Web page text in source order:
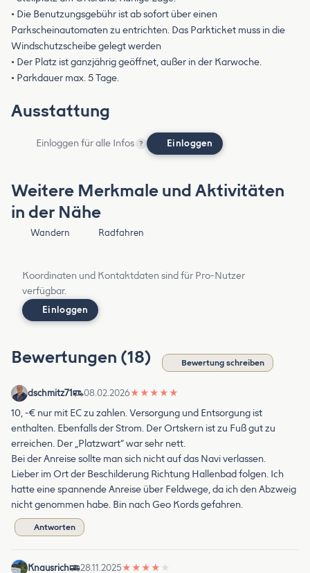
• Die Benutzungsgebühr ist ab sofort über einen
Parkscheinautomaten zu entrichten. Das Parkticket muss in die
Windschutzscheibe gelegt werden
• Der Platz ist ganzjährig geöffnet, außer in der Karwoche.
• Parkdauer max. 5 Tage.
Ausstattung
Einloggen für alle Infos ? Einloggen
Weitere Merkmale und Aktivitäten
in der Nähe
Wandern Radfahren
Koordinaten und Kontaktdaten sind für Pro-Nutzer
verfügbar.
Einloggen
Bewertungen (18) Bewertung schreiben
dschmitz71 08.02.2026★ ★ ★ ★ ★
10, -€ nur mit EC zu zahlen. Versorgung und Entsorgung ist
enthalten. Ebenfalls der Strom. Der Ortskern ist zu Fuß gut zu
erreichen. Der „Platzwart“ war sehr nett.
Bei der Anreise sollte man sich nicht auf das Navi verlassen.
Lieber im Ort der Beschilderung Richtung Hallenbad folgen. Ich
hatte eine spannende Anreise über Feldwege, da ich den Abzweig
nicht genommen habe. Bin nach Geo Kords gefahren.
Antworten
Knausrich 28.11.2025★ ★ ★ ★ ★